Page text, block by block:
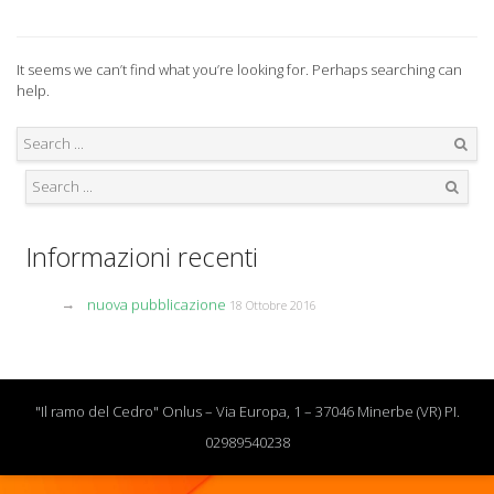
It seems we can’t find what you’re looking for. Perhaps searching can
help.
Informazioni recenti
nuova pubblicazione 18 Ottobre 2016
"Il ramo del Cedro" Onlus – Via Europa, 1 – 37046 Minerbe (VR) PI.
02989540238